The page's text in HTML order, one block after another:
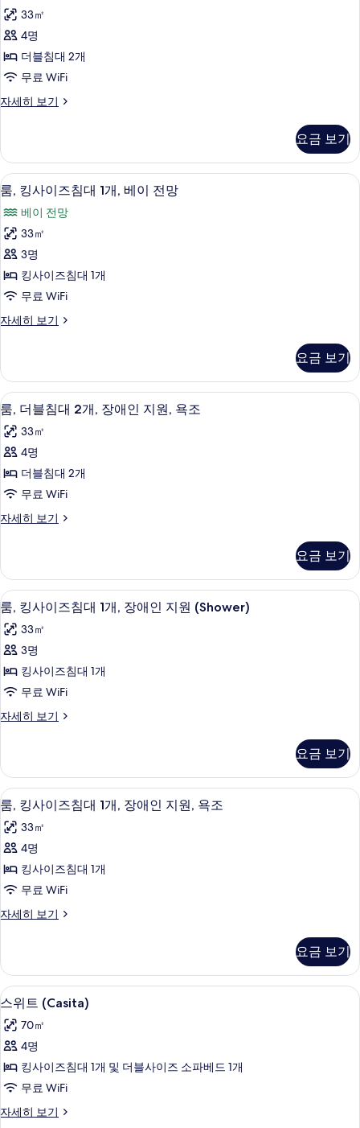
두
보
기
자
세
히
보
기
블
침
대
2
개,
베
전
망
사
진
모
두
보
기
33㎡
4명
더블침대 2개
무료 WiFi
자세히 보기
룸,
대
개,
베
이
전
망
자
세
히
보
기
요금 보기
룸,
킹
사
이
즈
침
1
베
이
전
망
사
진
모
두
룸, 킹사이즈침대 1개, 베이 전망 | 고
10
룸, 킹사이즈침대 1개, 베이 전망
베이 전망
33㎡
3명
킹사이즈침대 1개
무료 WiFi
자세히 보기
룸,
즈
침
대
1
개,
베
전
망
세
요금 보기
룸,
더
블
침
대
개,
애
인
지
원,
욕
조
사
진
보
기
고급 침구, 객실 내 금고, 책상, 암막 커튼
8
룸, 더블침대 2개, 장애인 지원, 욕조
33㎡
4명
더블침대 2개
무료 WiFi
자세히 보기
룸,
대
개,
장
애
인
원,
욕
자
기
요금 보기
룸,
킹
사
이
즈
대
개,
장
애
인
지
원
(Shower)
사
두
보
기
고급 침구, 객실 내 금고, 책상, 암막 커튼
11
룸, 킹사이즈침대 1개, 장애인 지원 (Shower)
33㎡
3명
킹사이즈침대 1개
무료 WiFi
자세히 보기
룸,
즈
침
대
1
개,
장
인
지
(Shower)
보
기
요금 보기
룸,
킹
사
이
즈
대
개,
장
애
인
지
원,
욕
조
고급 침구, 객실 내 금고, 책상, 암막 커튼
10
룸, 킹사이즈침대 1개, 장애인 지원, 욕조
33㎡
4명
킹사이즈침대 1개
무료 WiFi
자세히 보기
룸,
즈
침
대
개,
장
인
지
욕
요금 보기
스
위
트
(Casita)
사
진
모
스위트 (Casita) | 고급 침구, 객실 내 금
10
스위트 (Casita)
70㎡
4명
킹사이즈침대 1개 및 더블사이즈 소파베드 1개
무료 WiFi
자세히 보기
스